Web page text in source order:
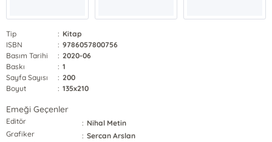
Tip : Kitap
ISBN
: 9786057800756
Basım Tarihi
: 2020-06
Baskı
: 1
Sayfa Sayısı
: 200
Boyut
: 135x210
Emeği Geçenler
Editör : Nihal Metin
Grafiker
: Sercan Arslan